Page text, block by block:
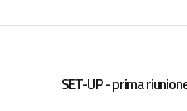
SET-UP - prima